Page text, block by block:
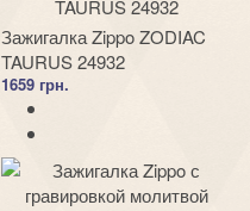
Зажигалка Zippo ZODIAC
TAURUS 24932
1659 грн.